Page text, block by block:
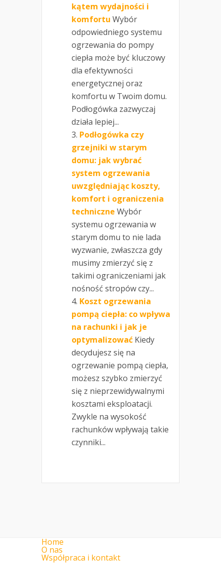
kątem wydajności i
komfortu Wybór
odpowiedniego systemu
ogrzewania do pompy
ciepła może być kluczowy
dla efektywności
energetycznej oraz
komfortu w Twoim domu.
Podłogówka zazwyczaj
działa lepiej...
Podłogówka czy
grzejniki w starym
domu: jak wybrać
system ogrzewania
uwzględniając koszty,
komfort i ograniczenia
techniczne Wybór
systemu ogrzewania w
starym domu to nie lada
wyzwanie, zwłaszcza gdy
musimy zmierzyć się z
takimi ograniczeniami jak
nośność stropów czy...
Koszt ogrzewania
pompą ciepła: co wpływa
na rachunki i jak je
optymalizować Kiedy
decydujesz się na
ogrzewanie pompą ciepła,
możesz szybko zmierzyć
się z nieprzewidywalnymi
kosztami eksploatacji.
Zwykle na wysokość
rachunków wpływają takie
czynniki...
Home
O nas
Współpraca i kontakt